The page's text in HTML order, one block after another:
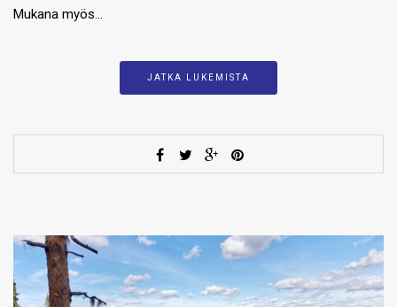
Mukana myös…
JATKA LUKEMISTA